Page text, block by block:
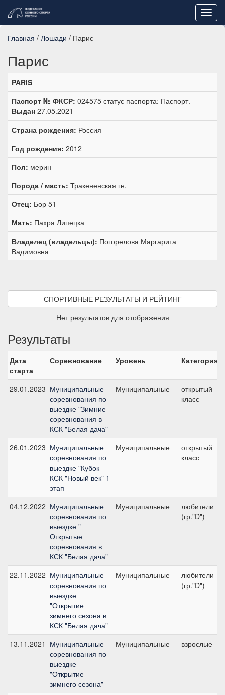
Главная / Лошади / Парис
Парис
PARIS
Паспорт № ФКСР: 024575 статус паспорта: Паспорт.
Выдан 27.05.2021
Страна рождения: Россия
Год рождения: 2012
Пол: мерин
Порода / масть: Тракененская гн.
Отец: Бор 51
Мать: Пахра Липецка
Владелец (владельцы): Погорелова Маргарита
Вадимовна
СПОРТИВНЫЕ РЕЗУЛЬТАТЫ И РЕЙТИНГ
Нет результатов для отображения
Результаты
Дата
старта
Соревнование Уровень Категория
29.01.2023 Муниципальные
соревнования по
выездке "Зимние
соревнования в
КСК "Белая дача"
Муниципальные
открытый
класс
26.01.2023 Муниципальные
соревнования по
выездке "Кубок
КСК "Новый век" 1
этап
Муниципальные
открытый
класс
04.12.2022 Муниципальные
соревнования по
выездке "
Открытые
соревнования в
КСК "Белая дача"
Муниципальные
любители
(гр."D")
22.11.2022 Муниципальные
соревнования по
выездке
"Открытие
зимнего сезона в
КСК "Белая дача"
Муниципальные
любители
(гр."D")
13.11.2021 Муниципальные
соревнования по
выездке
"Открытие
зимнего сезона"
Муниципальные взрослые